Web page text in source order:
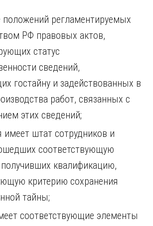
регламентируемых
РФ правовых актов,
статус
сведений,
гостайну и задействованных в
работ, связанных с
этих сведений;
имеет штат сотрудников и
соответствующую
получивших квалификацию,
критерию сохранения
тайны;
соответствующие элементы